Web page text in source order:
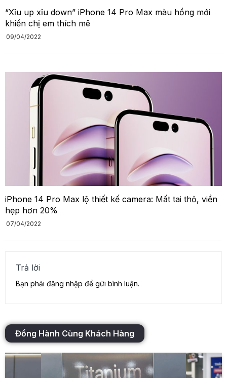
“Xỉu up xỉu down” iPhone 14 Pro Max màu hồng mới
khiến chị em thích mê
09/04/2022
iPhone 14 Pro Max lộ thiết kế camera: Mất tai thỏ, viền
hẹp hơn 20%
07/04/2022
Trả lời
Bạn phải đăng nhập để gửi bình luận.
Đồng Hành Cùng Khách Hàng